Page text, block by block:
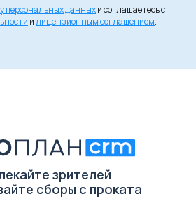
персональных данныхи соглашаетесь c
илицензионным соглашением.
зрителей
сборы с проката